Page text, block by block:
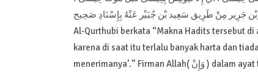
جَرِير مِنْ طَرِيق سَعِيد بْن جُبَيْر عَنْهُ بِإِسْنَادِ صَحِيح
Al-Qurthubi berkata “Makna Hadits tersebut
karena di saat itu terlalu banyak harta dan
menerimanya’.” Firman Allah( وَإِنْ ) dalam ayat tersebut diartikan dan tiada. Maksudnya “Tak seorang pun dari ahli kitab